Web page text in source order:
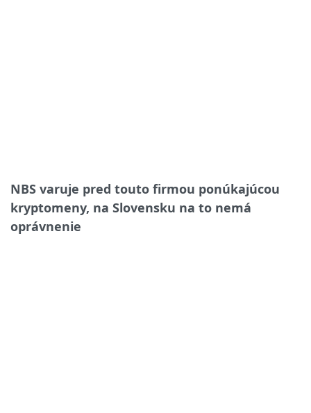
NBS varuje pred touto firmou ponúkajúcou
kryptomeny, na Slovensku na to nemá
oprávnenie